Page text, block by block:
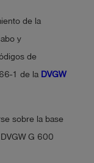
de la
y
de
1 de la DVGW
sobre la base
G 600